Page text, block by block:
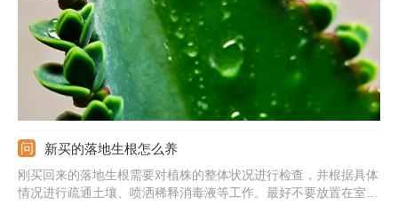
新买的落地生根怎么养
刚买回来的落地生根需要对植株的整体状况进行检查，并根据具体
情况进行疏通土壤、喷洒稀释消毒液等工作。最好不要放置在室外